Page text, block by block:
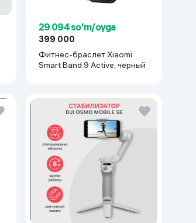
29 094 so'm/oyga
399 000
Фитнес-браслет Xiaomi
Smart Band 9 Active, черный